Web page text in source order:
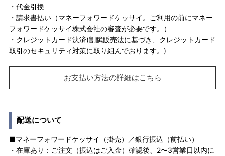
・代金引換
・請求書払い（マネーフォワードケッサイ。ご利用の前にマネー
フォワードケッサイ株式会社の審査が必要です。）
・クレジットカード決済(割賦販売法に基づき、クレジットカード
取引のセキュリティ対策に取り組んでおります。)
お支払い方法の詳細はこちら
配送について
■マネーフォワードケッサイ（掛売）／銀行振込（前払い）
・在庫あり：ご注文（振込はご入金）確認後、2〜3営業日以内に